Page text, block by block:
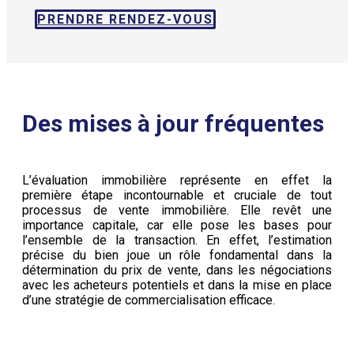
PRENDRE RENDEZ-VOUS
Des mises à jour fréquentes
L’évaluation immobilière représente en effet la
première étape incontournable et cruciale de tout
processus de vente immobilière. Elle revêt une
importance capitale, car elle pose les bases pour
l’ensemble de la transaction. En effet, l’estimation
précise du bien joue un rôle fondamental dans la
détermination du prix de vente, dans les négociations
avec les acheteurs potentiels et dans la mise en place
d’une stratégie de commercialisation efficace.